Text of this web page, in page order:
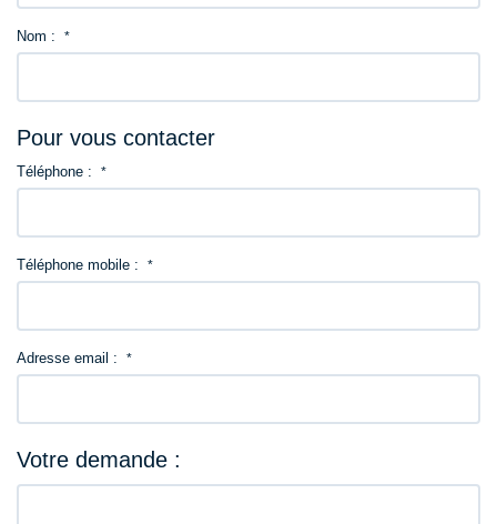
Nom : *
Pour vous contacter
Téléphone : *
Téléphone mobile : *
Adresse email : *
Votre demande :